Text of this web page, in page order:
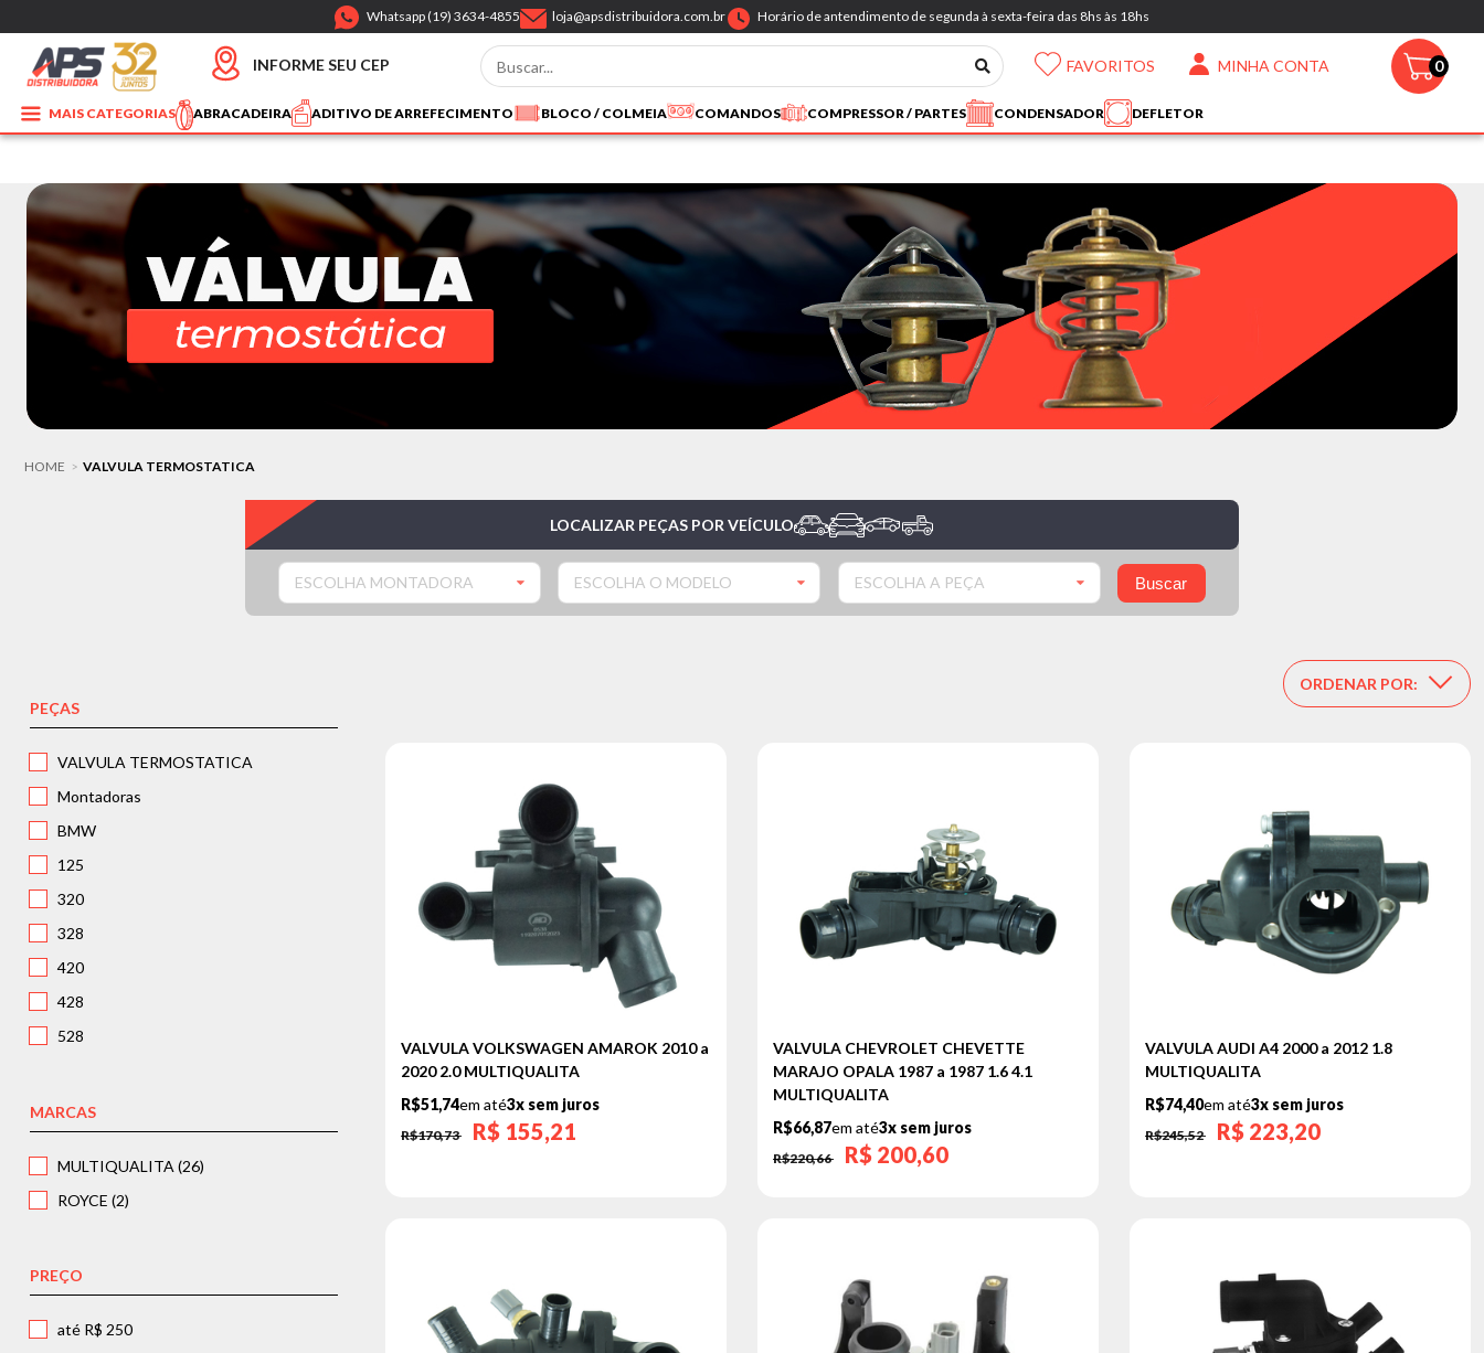
Whatsapp (19) 3634-4855 loja@apsdistribuidora.com.br Horário de antendimento de segunda à sexta-feira das 8hs às 18hs
INFORME SEU CEP FAVORITOS MINHA CONTA 0
MAIS CATEGORIAS ABRACADEIRA ADITIVO DE ARREFECIMENTO BLOCO / COLMEIA COMANDOS COMPRESSOR / PARTES CONDENSADOR DEFLETOR
HOME > VALVULA TERMOSTATICA
LOCALIZAR PEÇAS POR VEÍCULO
ESCOLHA MONTADORA ESCOLHA O MODELO ESCOLHA A PEÇA Buscar
PEÇAS
VALVULA TERMOSTATICA
Montadoras
BMW
125
320
328
420
428
528
X2
X4
Z4
CITROEN
C4
MARCAS
MULTIQUALITA (26)
ROYCE (2)
PREÇO
até R$ 250
ORDENAR POR:
VALVULA VOLKSWAGEN AMAROK 2010 a
2020 2.0 MULTIQUALITA
R$51,74em até3x sem juros
R$170,73 R$ 155,21
VALVULA CHEVROLET CHEVETTE
MARAJO OPALA 1987 a 1987 1.6 4.1
MULTIQUALITA
R$66,87em até3x sem juros
R$220,66 R$ 200,60
VALVULA AUDI A4 2000 a 2012 1.8
MULTIQUALITA
R$74,40em até3x sem juros
R$245,52 R$ 223,20